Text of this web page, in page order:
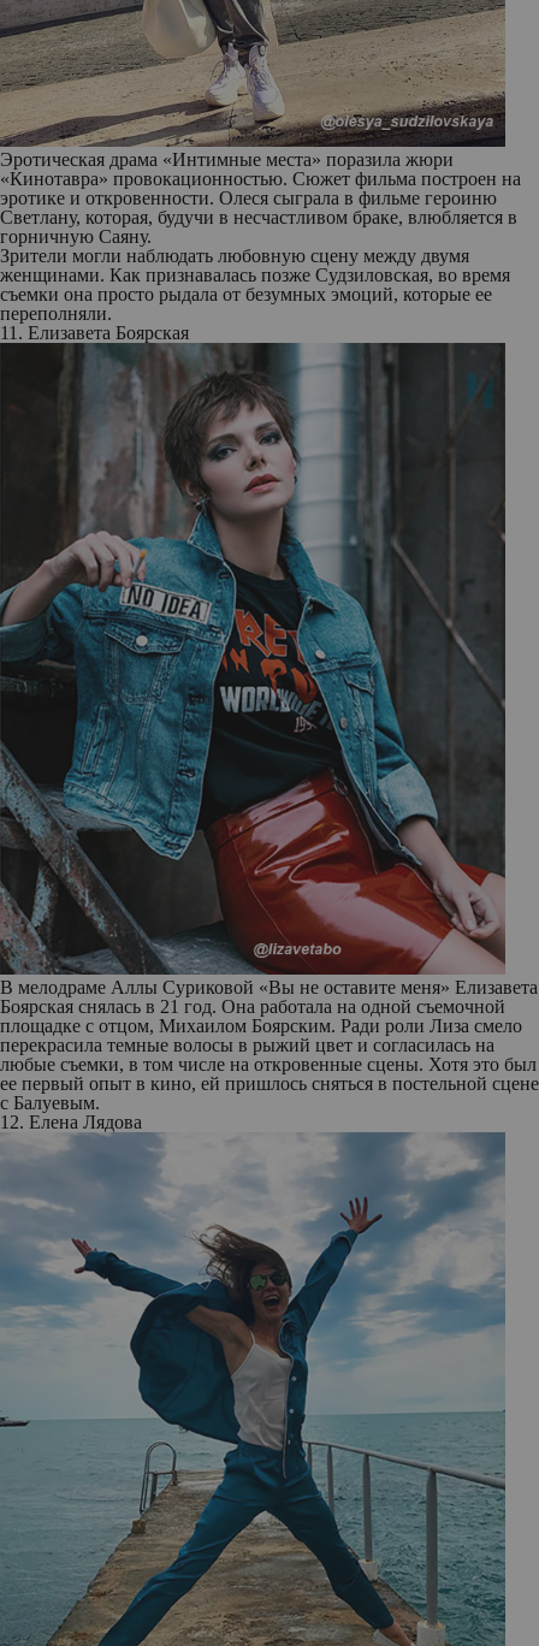
Эротическая драма «Интимные места» поразила жюри
«Кинотавра» провокационностью. Сюжет фильма построен на
эротике и откровенности. Олеся сыграла в фильме героиню
Светлану, которая, будучи в несчастливом браке, влюбляется в
горничную Саяну.
Зрители могли наблюдать любовную сцену между двумя
женщинами. Как признавалась позже Судзиловская, во время
съемки она просто рыдала от безумных эмоций, которые ее
переполняли.
11. Елизавета Боярская
В мелодраме Аллы Суриковой «Вы не оставите меня» Елизавета
Боярская снялась в 21 год. Она работала на одной съемочной
площадке с отцом, Михаилом Боярским. Ради роли Лиза смело
перекрасила темные волосы в рыжий цвет и согласилась на
любые съемки, в том числе на откровенные сцены. Хотя это был
ее первый опыт в кино, ей пришлось сняться в постельной сцене
с Балуевым.
12. Елена Лядова